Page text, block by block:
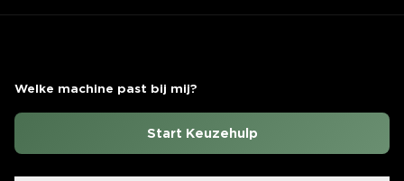
Welke machine past bij mij?
Start Keuzehulp